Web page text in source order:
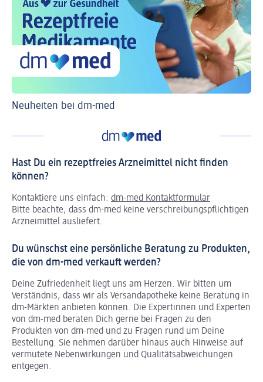
Neuheiten bei dm-med
Hast Du ein rezeptfreies Arzneimittel nicht finden
können?
Kontaktiere uns einfach: dm-med Kontaktformular
Bitte beachte, dass dm-med keine verschreibungspflichtigen
Arzneimittel ausliefert.
Du wünschst eine persönliche Beratung zu Produkten,
die von dm-med verkauft werden?
Deine Zufriedenheit liegt uns am Herzen. Wir bitten um
Verständnis, dass wir als Versandapotheke keine Beratung in
dm-Märkten anbieten können. Die Expertinnen und Experten
von dm-med beraten Dich gerne bei Fragen zu den
Produkten von dm-med und zu Fragen rund um Deine
Bestellung. Sie nehmen darüber hinaus auch Hinweise auf
vermutete Nebenwirkungen und Qualitätsabweichungen
entgegen.